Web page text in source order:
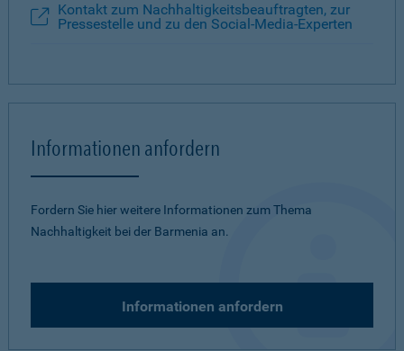
Kontakt zum Nachhaltigkeitsbeauftragten, zur
Pressestelle und zu den Social-Media-Experten
Informationen anfordern
Fordern Sie hier weitere Informationen zum Thema
Nachhaltigkeit bei der Barmenia an.
Informationen anfordern